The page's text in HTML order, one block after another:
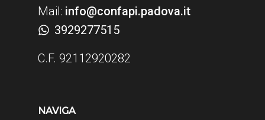
Mail: info@confapi.padova.it
3929277515
C.F. 92112920282
NAVIGA